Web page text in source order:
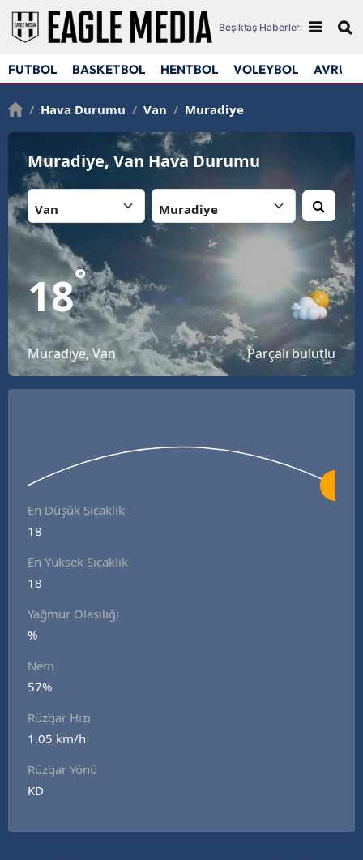
Beşiktaş Haberleri
FUTBOL BASKETBOL HENTBOL VOLEYBOL
/ Hava Durumu / Van / Muradiye
Muradiye, Van Hava Durumu
18°
Muradiye, Van Parçalı bulutlu
En Düşük Sıcaklık
18
En Yüksek Sıcaklık
18
Yağmur Olasılığı
%
Nem
57%
Rüzgar Hızı
1.05 km/h
Rüzgar Yönü
KD